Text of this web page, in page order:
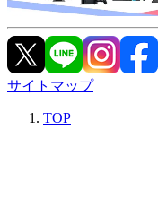
サイトマップ
TOP